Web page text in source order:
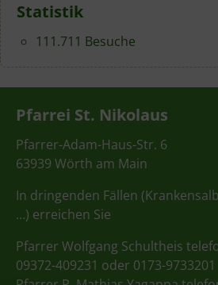
Statistik
111.711 Besuche
Pfarrei St. Nikolaus
Pfarrer-Adam-Haus-Str. 6
63939 Wörth am Main
In dringenden Fällen
…) erreichen Sie
Pfarrer Wolfgang Schultheis
09372-409231 oder 0173-9733201